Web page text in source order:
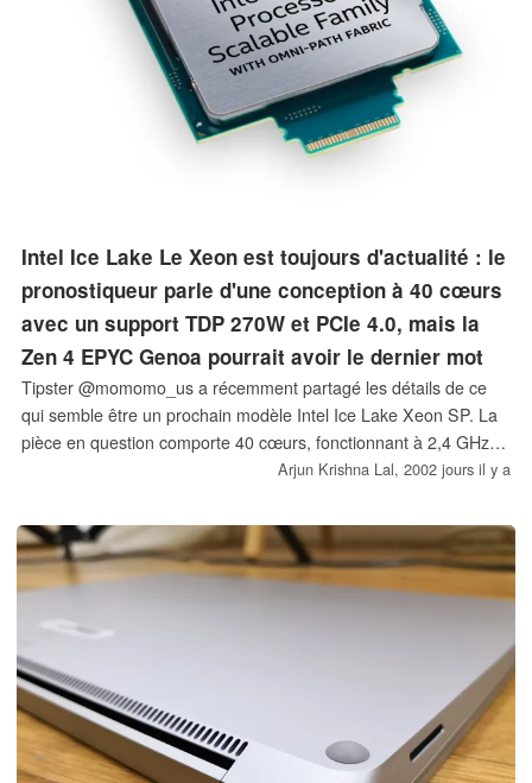
Intel Ice Lake Le Xeon est toujours d'actualité : le
pronostiqueur parle d'une conception à 40 cœurs
avec un support TDP 270W et PCIe 4.0, mais la
Zen 4 EPYC Genoa pourrait avoir le dernier mot
Tipster @momomo_us a récemment partagé les détails de ce
qui semble être un prochain modèle Intel Ice Lake Xeon SP. La
pièce en question comporte 40 cœurs, fonctionnant à 2,4 GHz,
avec un TDP de 270W. @momomo_us a en outre confirmé que
cœurs et des demandes de puissance plus faibles
Arjun Krishna Lal, 2002 jours il y a